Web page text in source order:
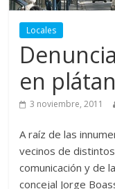
Locales
en
3 noviembre, 2011
A raíz de las
vecinos de
comunicación y de
concejal Jorge